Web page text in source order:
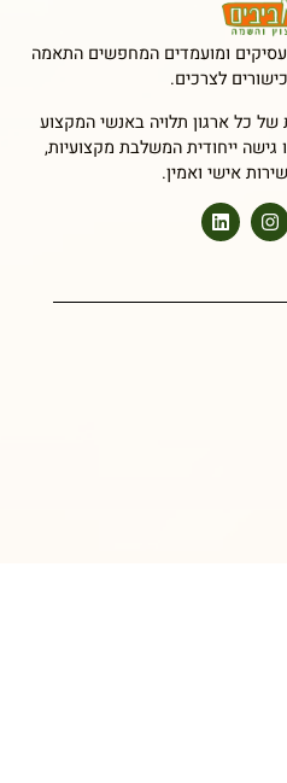
ומועמדים המחפשים התאמה
לצרכים.
כל ארגון תלויה באנשי המקצוע
גישה ייחודית המשלבת מקצועיות,
אישי ואמין.